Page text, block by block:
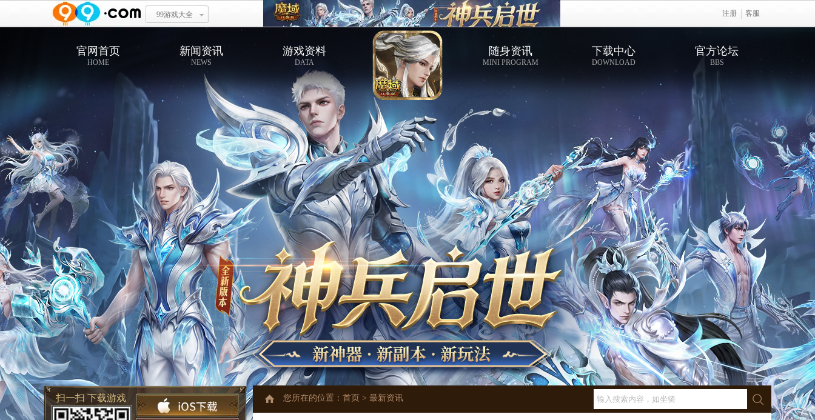
99游戏大全 注册 客服
官网首页
HOME
新闻资讯
NEWS
游戏资料
DATA
随身资讯
MINI PROGRAM
下载中心
DOWNLOAD
官方论坛
BBS
扫一扫 下载游戏 您所在的位置： 首页 > 最新资讯